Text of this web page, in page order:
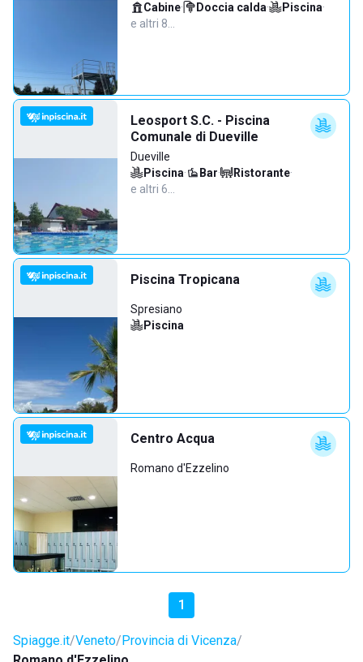
Cabine· Doccia calda· Piscina·
e altri 8…
Leosport S.C. - Piscina
Comunale di Dueville
Dueville
Piscina· Bar· Ristorante·
e altri 6…
Piscina Tropicana
Spresiano
Piscina
Centro Acqua
Romano d'Ezzelino
1
Spiagge.it Veneto Provincia di Vicenza